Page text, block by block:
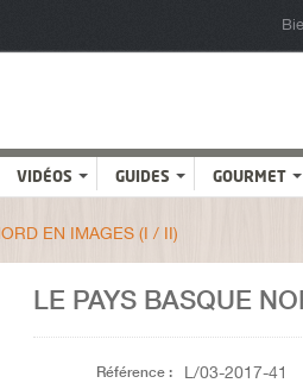
VIDÉOS GUIDES GOURMET
EN IMAGES (I / II)
LE PAYS BASQUE
Référence : L/03-2017-41